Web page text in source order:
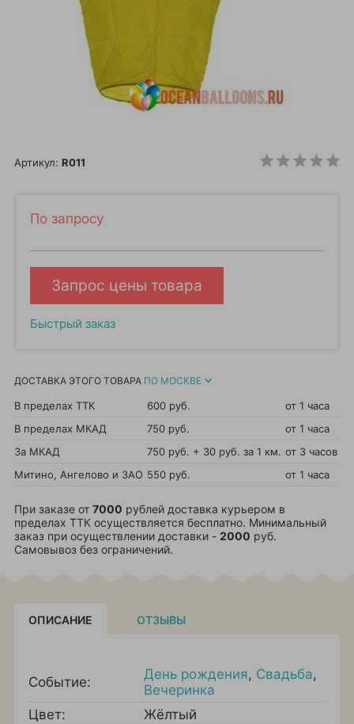
Артикул: R011
По запросу
Запрос цены товара
Быстрый заказ
ДОСТАВКА ЭТОГО ТОВАРА ПО МОСКВЕ
В пределах ТТК 600 руб.
от 1 часа
В пределах МКАД
750 руб.
от 1 часа
За МКАД
750 руб. + 30 руб. за 1 км. от 3 часов
Митино, Ангелово и ЗАО 550 руб. от 1 часа
При заказе от 7000 рублей доставка курьером в
пределах ТТК осуществляется бесплатно. Минимальный
заказ при осуществлении доставки - 2000 руб.
Самовывоз без ограничений.
ОПИСАНИЕ ОТЗЫВЫ
Событие: День рождения, Свадьба,
Вечеринка
Цвет:
Жёлтый